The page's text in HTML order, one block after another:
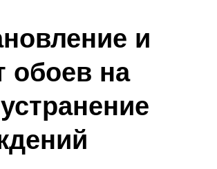
и
обоев на